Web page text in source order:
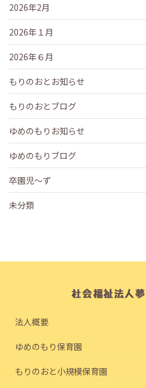
2026年2月
2026年１月
2026年６月
もりのおとお知らせ
もりのおとブログ
ゆめのもりお知らせ
ゆめのもりブログ
卒園児～ず
未分類
法人概要
ゆめのもり保育園
もりのおと小規模保育園